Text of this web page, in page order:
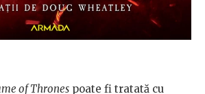
of Thrones poate fi tratată cu